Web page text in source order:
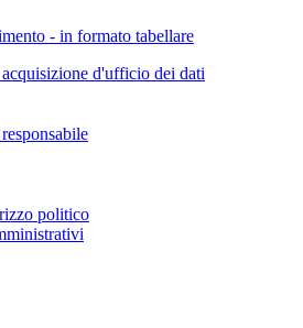
- in formato tabellare
d'ufficio dei dati
politico